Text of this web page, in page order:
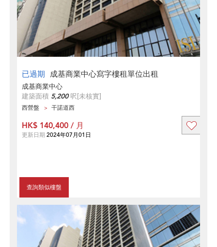
已過期 成基商業中心寫字樓租單位出租
成基商業中心
建築面積 5,200呎[未核實]
西營盤 干諾道西
查詢類似樓盤
HK$ 140,400 / 月
更新日期 2024年07月01日